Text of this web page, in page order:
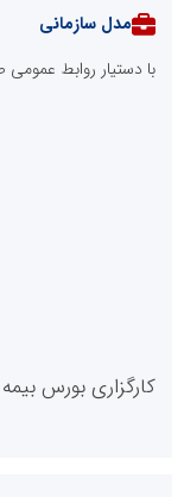
مدل سازمانی
با دستیار روابط
کارگزاری بورس بیمه